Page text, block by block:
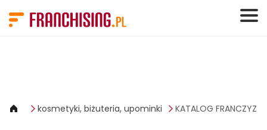
kosmetyki, biżuteria, upominki KATALOG FRANCZYZ